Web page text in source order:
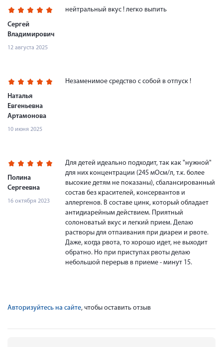
Сергей
Владимирович
12 августа 2025
нейтральный вкус ! легко выпить
Наталья
Евгеньевна
Артамонова
10 июня 2025
Незаменимое средство с собой в отпуск !
Полина
Сергеевна
16 октября 2023
Для детей идеально подходит, так как "нужной"
для них концентрации (245 мОсм/л, т.к. более
высокие детям не показаны), сбалансированный
состав без красителей, консервантов и
аллергенов. В составе цинк, который обладает
антидиарейным действием. Приятный
солоноватый вкус и легкий прием. Делаю
растворы для отпаивания при диареи и рвоте.
Даже, когда рвота, то хорошо идет, не выходит
обратно. Но при приступах рвоты делаю
небольшой перерыв в приеме - минут 15.
Авторизуйтесь на сайте, чтобы оставить отзыв